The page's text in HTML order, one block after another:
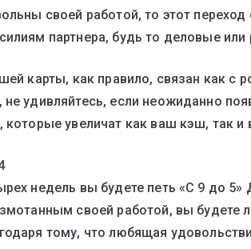
своей работой, то этот
партнера, будь то деловые или
карты, как правило, связан как с
удивляйтесь, если неожиданно
которые увеличат как ваш кэш, так и
недель вы будете петь «С 9 до 5»
своей работой, вы будете
тому, что любящая